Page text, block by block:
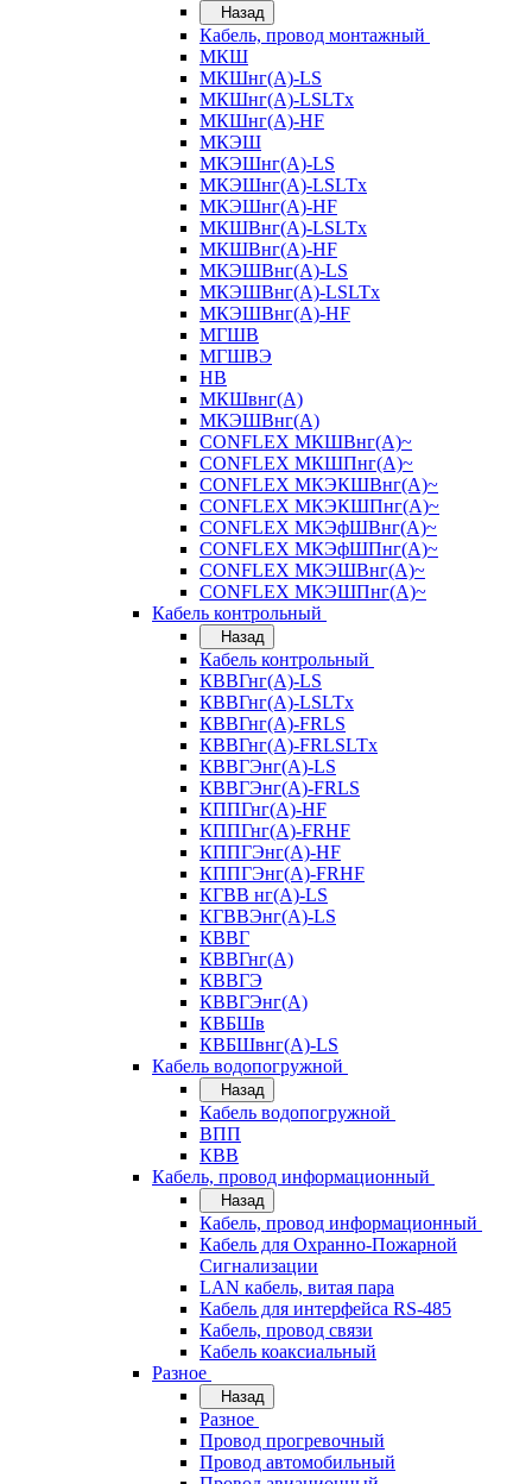
Назад
Кабель, провод монтажный
МКШ
МКШнг(А)-LS
МКШнг(А)-LSLTx
МКШнг(А)-HF
МКЭШ
МКЭШнг(А)-LS
МКЭШнг(А)-LSLTx
МКЭШнг(А)-HF
МКШВнг(A)-LSLTx
МКШВнг(А)-HF
МКЭШВнг(А)-LS
МКЭШВнг(A)-LSLTx
МКЭШВнг(А)-HF
МГШВ
МГШВЭ
НВ
МКШвнг(А)
МКЭШВнг(А)
CONFLEX МКШВнг(А)~
CONFLEX МКШПнг(А)~
CONFLEX МКЭКШВнг(А)~
CONFLEX МКЭКШПнг(А)~
CONFLEX МКЭфШВнг(А)~
CONFLEX МКЭфШПнг(А)~
CONFLEX МКЭШВнг(А)~
CONFLEX МКЭШПнг(А)~
Кабель контрольный
Назад
Кабель контрольный
КВВГнг(А)-LS
КВВГнг(А)-LSLTx
КВВГнг(А)-FRLS
КВВГнг(А)-FRLSLTx
КВВГЭнг(А)-LS
КВВГЭнг(А)-FRLS
КППГнг(А)-HF
КППГнг(А)-FRHF
КППГЭнг(А)-HF
КППГЭнг(А)-FRHF
КГВВ нг(А)-LS
КГВВЭнг(А)-LS
КВВГ
КВВГнг(А)
КВВГЭ
КВВГЭнг(А)
КВБШв
КВБШвнг(А)-LS
Кабель водопогружной
Назад
Кабель водопогружной
ВПП
КВВ
Кабель, провод информационный
Назад
Кабель, провод информационный
Кабель для Охранно-Пожарной
Сигнализации
LAN кабель, витая пара
Кабель для интерфейса RS-485
Кабель, провод связи
Кабель коаксиальный
Разное
Назад
Разное
Провод прогревочный
Провод автомобильный